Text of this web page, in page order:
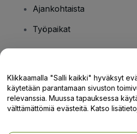
Ajankohtaista
Työpaikat
Tukikeskus / Ota meihin
Klikkaamalla "Salli kaikki" hyväksyt
käytetään parantamaan sivuston
relevanssia. Muussa tapauksessa
välttämättömiä evästeitä. Katso